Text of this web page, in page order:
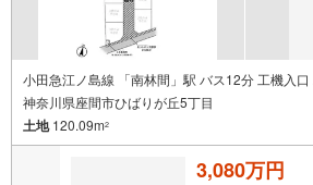
小田急江ノ島線 「南林間」駅 バス12分 工機入
神奈川県座間市ひばりが丘5丁目
土地120.09m2
3,080万円